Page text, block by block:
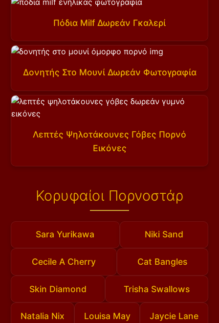
Πόδια Milf Δωρεάν Γκαλερί
Δονητής Στο Μουνί Δωρεάν Φωτογραφία
Λεπτές Ψηλοτάκουνες Γόβες Πορνό
Εικόνες
Κορυφαίοι Πορνοστάρ
Sara Yurikawa Niki Sand
Cecile A Cherry Cat Bangles
Skin Diamond Trisha Swallows
Natalia Nix Louisa May Jaycie Lane